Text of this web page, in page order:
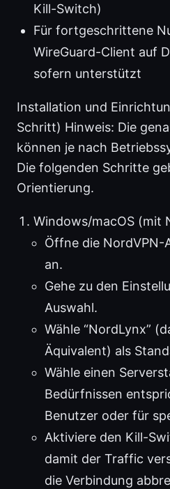
Kill-Switch)
Für fortgeschrittene
WireGuard-Client auf
sofern unterstützt
Installation und
Schritt) Hinweis: Die
können je nach
Die folgenden Schritte
Orientierung.
Windows/macOS (mit
Öffne die NordVPN-
an.
Gehe zu den
Auswahl.
Wähle “NordLynx”
Äquivalent) als
Wähle einen
Bedürfnissen
Benutzer oder für
Aktiviere den Kill-
damit der Traffic
die Verbindung